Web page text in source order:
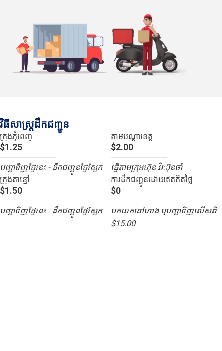
វិធីសាស្រ្តដឹកជញ្ជូន
ក្រុងភ្នំពេញ
$1.25
បញ្ជាទិញថ្ងៃនេះ - ដឹកជញ្ជូនថ្ងៃស្អែក
ក្រុងតាខ្មៅ
$1.50
បញ្ជាទិញថ្ងៃនេះ - ដឹកជញ្ជូនថ្ងៃស្អែក
តាមបណ្ដាខេត្ត
$2.00
ផ្ញើតាមក្រុមហ៊ុន វិរៈប៊ុនថាំ
ការដឹកជញ្ជូនដោយឥតគិតថ្លៃ
$0
មកយកនៅហាង ឬបញ្ជាទិញលើសពី
$15.00